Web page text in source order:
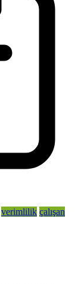
verimlilik çalışan